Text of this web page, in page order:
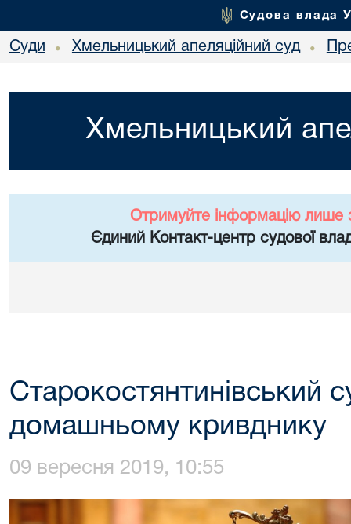
Судова влада
Суди • Хмельницький апеляційний суд •
Хмельницький
Отримуйте інформацію лише
Єдиний Контакт-центр судової
Старокостянтинівський
домашньому кривднику
09 вересня 2019, 10:55